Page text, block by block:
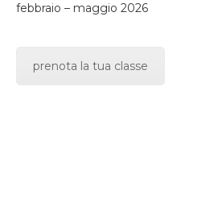
febbraio – maggio 2026
prenota la tua classe